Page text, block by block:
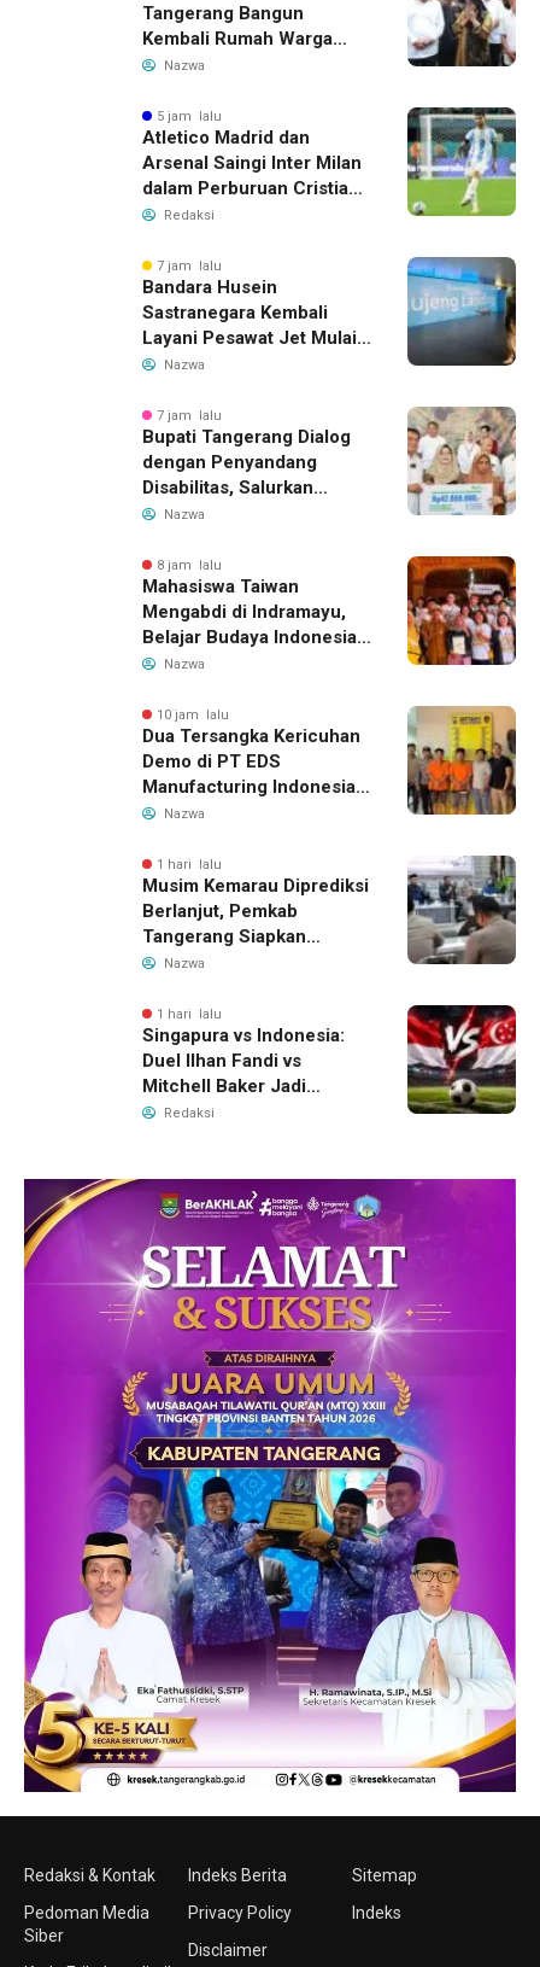
Tangerang Bangun
Kembali Rumah Warga
yang Roboh Akibat Puting
Nazwa
5 jam lalu
Atletico Madrid dan
Arsenal Saingi Inter Milan
dalam Perburuan Cristian
Romero, Transfer Bek
Redaksi
7 jam lalu
Bandara Husein
Sastranegara Kembali
Layani Pesawat Jet Mulai
14 Agustus 2026, Garuda
Bandung-Denpasar
Nazwa
7 jam lalu
Bupati Tangerang Dialog
dengan Penyandang
Disabilitas, Salurkan
Bantuan dan Tampung
Nazwa
8 jam lalu
Mahasiswa Taiwan
Mengabdi di Indramayu,
Belajar Budaya Indonesia
dan Edukasi Pekerja
Nazwa
10 jam lalu
Dua Tersangka Kericuhan
Demo di PT EDS
Manufacturing Indonesia
Ditahan, Polda Banten
Pengelolaan Limbah
Nazwa
1 hari lalu
Musim Kemarau Diprediksi
Berlanjut, Pemkab
Tangerang Siapkan
Langkah Antisipasi Krisis
Nazwa
1 hari lalu
Singapura vs Indonesia:
Duel Ilhan Fandi vs
Mitchell Baker Jadi
Sorotan di Piala AFF 2026
Redaksi
Redaksi & Kontak
Pedoman Media
Siber
Indeks Berita
Privacy Policy
Disclaimer
Sitemap
Indeks